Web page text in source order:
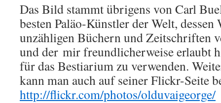
Das Bild stammt übrigens von Carl
besten Paläo-Künstler der Welt, dessen
unzähligen Büchern und Zeitschriften
und der mir freundlicherweise erlaubt
für das Bestiarium zu verwenden.
kann man auch auf seiner Flickr-Seite
http://flickr.com/photos/olduvaigeorge/